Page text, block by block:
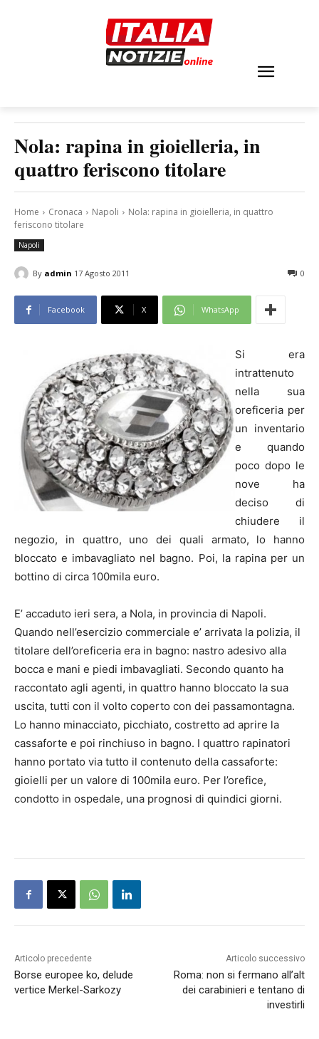
Nola: rapina in gioielleria, in
quattro feriscono titolare
Home Cronaca Napoli
Nola: rapina in gioielleria, in quattro
feriscono titolare
Napoli
By admin 17 Agosto 2011 0
Facebook X WhatsApp
Si era
intrattenuto
nella sua
oreficeria per
un inventario
e quando
poco dopo le
nove ha
deciso di
chiudere il
negozio, in quattro, uno dei quali armato, lo hanno
bloccato e imbavagliato nel bagno. Poi, la rapina per un
bottino di circa 100mila euro.
E’ accaduto ieri sera, a Nola, in provincia di Napoli.
Quando nell’esercizio commerciale e’ arrivata la polizia, il
titolare dell’oreficeria era in bagno: nastro adesivo alla
bocca e mani e piedi imbavagliati. Secondo quanto ha
raccontato agli agenti, in quattro hanno bloccato la sua
uscita, tutti con il volto coperto con dei passamontagna.
Lo hanno minacciato, picchiato, costretto ad aprire la
cassaforte e poi rinchiuso in bagno. I quattro rapinatori
hanno portato via tutto il contenuto della cassaforte:
gioielli per un valore di 100mila euro. Per l’orefice,
condotto in ospedale, una prognosi di quindici giorni.
Articolo precedente
Borse europee ko, delude
vertice Merkel-Sarkozy
Articolo successivo
Roma: non si fermano all’alt
dei carabinieri e tentano di
investirli